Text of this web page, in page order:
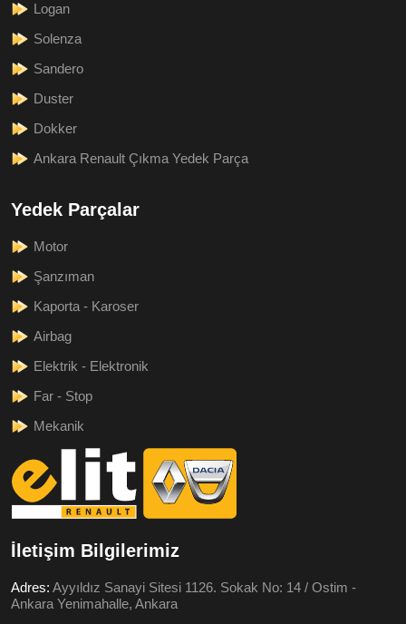
Logan
Solenza
Sandero
Duster
Dokker
Ankara Renault Çıkma Yedek Parça
Yedek Parçalar
Motor
Şanzıman
Kaporta - Karoser
Airbag
Elektrik - Elektronik
Far - Stop
Mekanik
İletişim Bilgilerimiz
Adres: Ayyıldız Sanayi Sitesi 1126. Sokak No: 14 / Ostim -
Ankara Yenimahalle, Ankara